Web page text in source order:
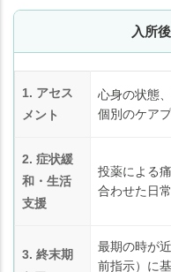
入所
1. アセス
メント
心身の状態
個別のケア
2. 症状緩
和・生活
支援
投薬による
合わせた日
3. 終末期
最期の時が
前指示）に